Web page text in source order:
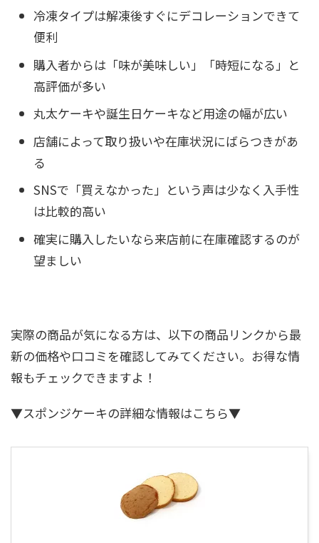
冷凍タイプは解凍後すぐにデコレーションできて
便利
購入者からは「味が美味しい」「時短になる」と
高評価が多い
丸太ケーキや誕生日ケーキなど用途の幅が広い
店舗によって取り扱いや在庫状況にばらつきがあ
る
SNSで「買えなかった」という声は少なく入手性
は比較的高い
確実に購入したいなら来店前に在庫確認するのが
望ましい
実際の商品が気になる方は、以下の商品リンクから最
新の価格や口コミを確認してみてください。お得な情
報もチェックできますよ！
▼スポンジケーキの詳細な情報はこちら▼